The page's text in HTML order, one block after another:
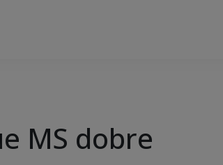
MS dobre